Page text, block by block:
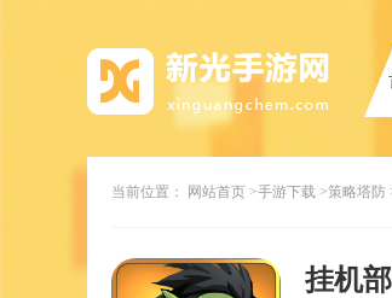
当前位置： 网站首页 >手游下载 >策略塔防
挂机